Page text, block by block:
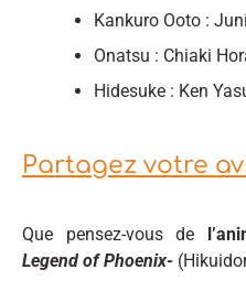
Kankuro Ooto :
Onatsu : Chiaki
Hidesuke : Ken
Partagez votre
Que pensez-vous de
Legend of Phoenix-